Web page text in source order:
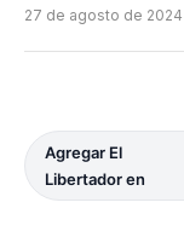
27 de agosto de 2024
Agregar El
Libertador en